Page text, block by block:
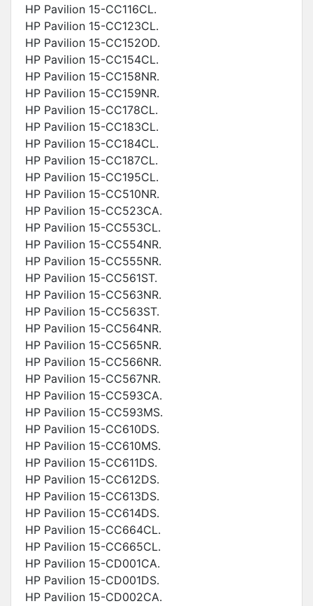
HP Pavilion 15-CC116CL.
HP Pavilion 15-CC123CL.
HP Pavilion 15-CC152OD.
HP Pavilion 15-CC154CL.
HP Pavilion 15-CC158NR.
HP Pavilion 15-CC159NR.
HP Pavilion 15-CC178CL.
HP Pavilion 15-CC183CL.
HP Pavilion 15-CC184CL.
HP Pavilion 15-CC187CL.
HP Pavilion 15-CC195CL.
HP Pavilion 15-CC510NR.
HP Pavilion 15-CC523CA.
HP Pavilion 15-CC553CL.
HP Pavilion 15-CC554NR.
HP Pavilion 15-CC555NR.
HP Pavilion 15-CC561ST.
HP Pavilion 15-CC563NR.
HP Pavilion 15-CC563ST.
HP Pavilion 15-CC564NR.
HP Pavilion 15-CC565NR.
HP Pavilion 15-CC566NR.
HP Pavilion 15-CC567NR.
HP Pavilion 15-CC593CA.
HP Pavilion 15-CC593MS.
HP Pavilion 15-CC610DS.
HP Pavilion 15-CC610MS.
HP Pavilion 15-CC611DS.
HP Pavilion 15-CC612DS.
HP Pavilion 15-CC613DS.
HP Pavilion 15-CC614DS.
HP Pavilion 15-CC664CL.
HP Pavilion 15-CC665CL.
HP Pavilion 15-CD001CA.
HP Pavilion 15-CD001DS.
HP Pavilion 15-CD002CA.